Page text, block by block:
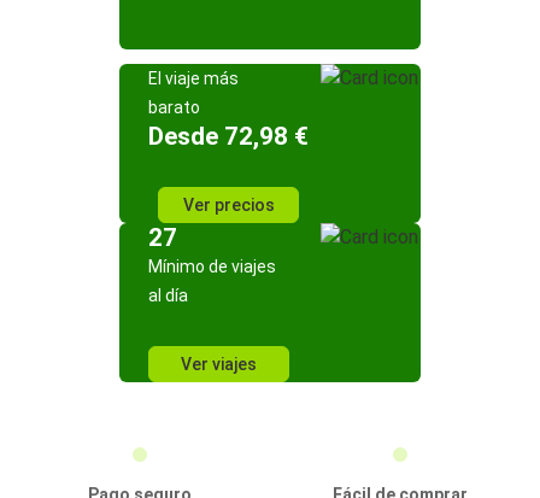
El viaje más
barato
Desde 72,98 €
Ver precios
27
Mínimo de viajes
al día
Ver viajes